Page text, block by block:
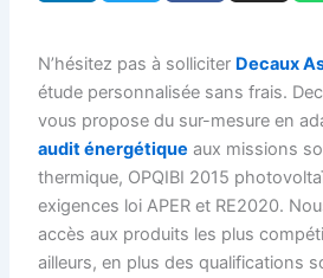
e
d
i
n
-
i
n
t
e
r
b
o
o
k
a
g
r
a
m
N’hésitez pas à solliciter Decaux
étude personnalisée sans frais.
vous propose du sur-mesure en
audit énergétique aux missions
thermique, OPQIBI 2015
exigences loi APER et RE2020.
accès aux produits les plus
ailleurs, en plus des qualifications